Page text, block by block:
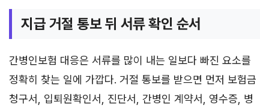
지급 거절 통보 뒤 서류 확인 순서
간병인보험 대응은 서류를 많이 내는 일보다 빠진 요소를
정확히 찾는 일에 가깝다. 거절 통보를 받으면 먼저 보험금
청구서, 입퇴원확인서, 진단서, 간병인 계약서, 영수증, 병